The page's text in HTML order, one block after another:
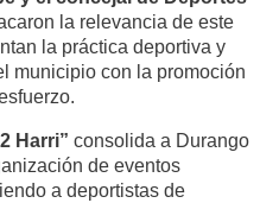
la relevancia de este
la práctica deportiva y
municipio con la promoción
Harri” consolida a Durango
de eventos
a deportistas de